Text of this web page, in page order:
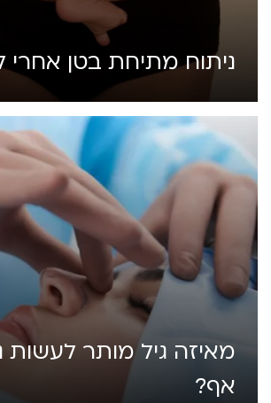
ניתוח מתיחת בטן אחרי
מאיזה גיל מותר לעשות
אף?